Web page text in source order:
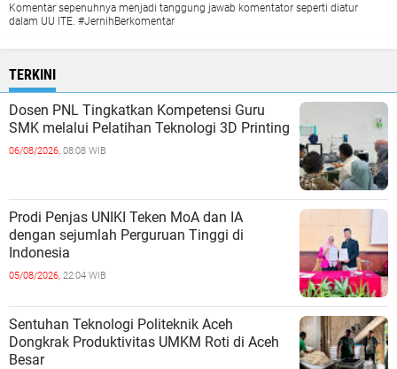
Komentar sepenuhnya menjadi tanggung jawab komentator seperti diatur
dalam UU ITE. #JernihBerkomentar
TERKINI
Dosen PNL Tingkatkan Kompetensi Guru
SMK melalui Pelatihan Teknologi 3D Printing
06/08/2026, 08:08 WIB
Prodi Penjas UNIKI Teken MoA dan IA
dengan sejumlah Perguruan Tinggi di
Indonesia
05/08/2026, 22:04 WIB
Sentuhan Teknologi Politeknik Aceh
Dongkrak Produktivitas UMKM Roti di Aceh
Besar